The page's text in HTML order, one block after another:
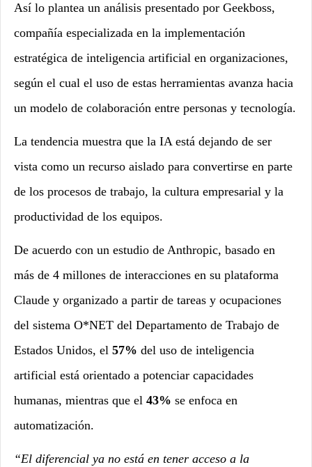
Así lo plantea un análisis presentado por Geekboss,
compañía especializada en la implementación
estratégica de inteligencia artificial en organizaciones,
según el cual el uso de estas herramientas avanza hacia
un modelo de colaboración entre personas y tecnología.
La tendencia muestra que la IA está dejando de ser
vista como un recurso aislado para convertirse en parte
de los procesos de trabajo, la cultura empresarial y la
productividad de los equipos.
De acuerdo con un estudio de Anthropic, basado en
más de 4 millones de interacciones en su plataforma
Claude y organizado a partir de tareas y ocupaciones
del sistema O*NET del Departamento de Trabajo de
Estados Unidos, el 57% del uso de inteligencia
artificial está orientado a potenciar capacidades
humanas, mientras que el 43% se enfoca en
automatización.
“El diferencial ya no está en tener acceso a la